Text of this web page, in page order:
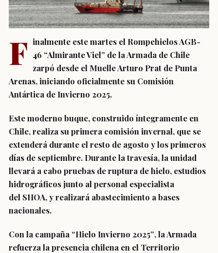
F inalmente este martes el Rompehielos AGB-
46 “Almirante Viel” de la Armada de Chile
zarpó desde el Muelle Arturo Prat de Punta
Arenas, iniciando oficialmente su Comisión
Antártica de Invierno 2025.
Este moderno buque, construido íntegramente en
Chile, realiza su primera comisión invernal, que se
extenderá durante el resto de agosto y los primeros
días de septiembre. Durante la travesía, la unidad
llevará a cabo pruebas de ruptura de hielo, estudios
hidrográficosjunto al personal especialista
del SHOA, y realizará abastecimiento a bases
nacionales.
Con la campaña “Hielo Invierno 2025”, la Armada
refuerza la presencia chilena en el Territorio